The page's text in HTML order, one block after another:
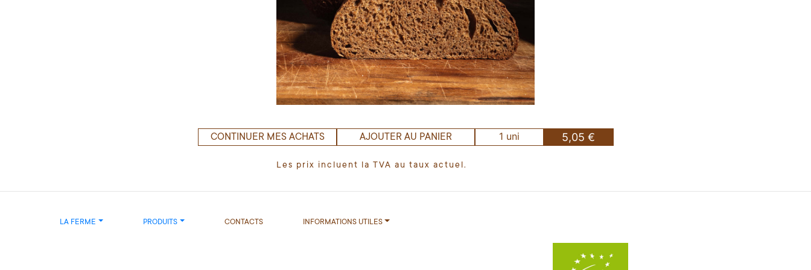
CONTINUER MES ACHATS AJOUTER AU PANIER 1 uni 5,05 €
Les prix incluent la TVA au taux actuel.
LA FERME PRODUITS CONTACTS INFORMATIONS UTILES